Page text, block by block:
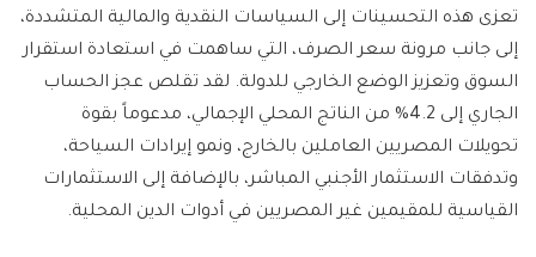
تعزى هذه التحسينات إلى السياسات النقدية والمالية المتشددة،
إلى جانب مرونة سعر الصرف، التي ساهمت في استعادة استقرار
السوق وتعزيز الوضع الخارجي للدولة. لقد تقلص عجز الحساب
الجاري إلى 4.2% من الناتج المحلي الإجمالي، مدعوماً بقوة
تحويلات المصريين العاملين بالخارج، ونمو إيرادات السياحة،
وتدفقات الاستثمار الأجنبي المباشر، بالإضافة إلى الاستثمارات
القياسية للمقيمين غير المصريين في أدوات الدين المحلية.